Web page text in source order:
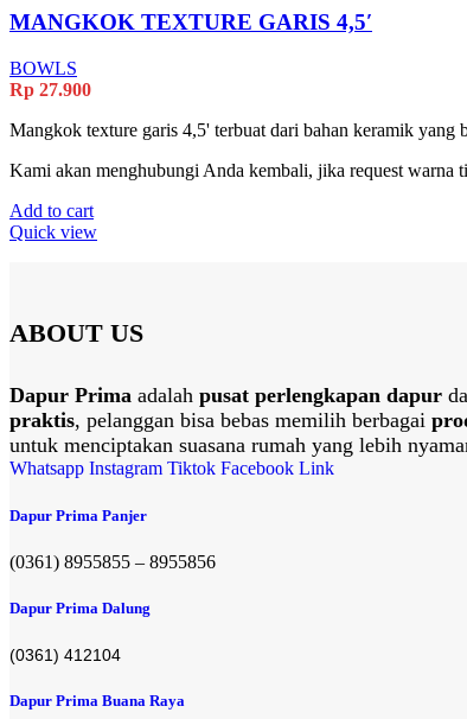
MANGKOK TEXTURE GARIS 4,5′
BOWLS
Rp 27.900
Mangkok texture garis 4,5' terbuat dari bahan keramik yang
Kami akan menghubungi Anda kembali, jika request warna
Add to cart
Quick view
ABOUT US
Dapur Prima adalah pusat perlengkapan dapur
praktis, pelanggan bisa bebas memilih berbagai
untuk menciptakan suasana rumah yang lebih
Whatsapp Instagram Tiktok Facebook Link
Dapur Prima Panjer
(0361) 8955855 – 8955856​
Dapur Prima Dalung
(0361) 412104
Dapur Prima Buana Raya